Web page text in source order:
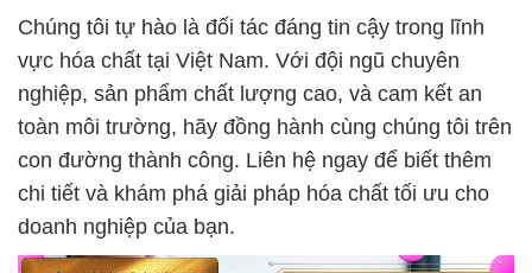
Chúng tôi tự hào là đối tác đáng tin cậy trong lĩnh
vực hóa chất tại Việt Nam. Với đội ngũ chuyên
nghiệp, sản phẩm chất lượng cao, và cam kết an
toàn môi trường, hãy đồng hành cùng chúng tôi trên
con đường thành công. Liên hệ ngay để biết thêm
chi tiết và khám phá giải pháp hóa chất tối ưu cho
doanh nghiệp của bạn.